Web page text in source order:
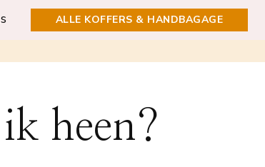
ALLE KOFFERS & HANDBAGAGE
heen?